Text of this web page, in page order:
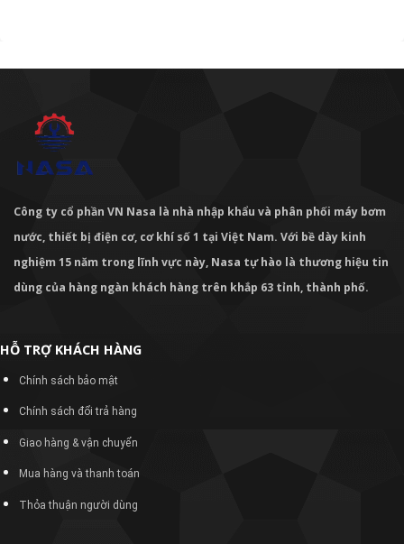
Công ty cổ phần VN Nasa là nhà nhập khẩu và phân phối máy bơm
nước, thiết bị điện cơ, cơ khí số 1 tại Việt Nam. Với bề dày kinh
nghiệm 15 năm trong lĩnh vực này, Nasa tự hào là thương hiệu tin
dùng của hàng ngàn khách hàng trên khắp 63 tỉnh, thành phố.
HỖ TRỢ KHÁCH HÀNG
Chính sách bảo mật
Chính sách đổi trả hàng
Giao hàng & vận chuyển
Mua hàng và thanh toán
Thỏa thuận người dùng